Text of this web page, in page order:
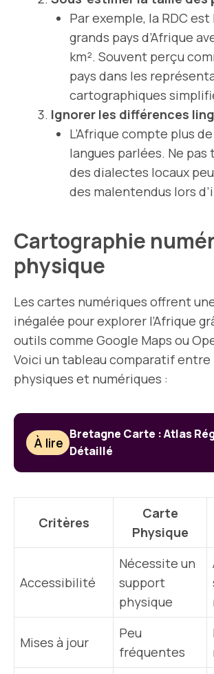
Par exemple, la RDC est
grands pays d’Afrique
km². Souvent perçu
pays dans les
cartographiques
Ignorer les différences
L’Afrique compte plus
langues parlées. Ne
des dialectes locaux
des malentendus lors
Cartographie
physique
Les cartes numériques offrent
inégalée pour explorer l’Afrique
outils comme Google Maps ou
Voici un tableau comparatif entre
physiques et numériques :
À lire
Bretagne Carte : Atlas
Détaillé
Critères
Carte
Physique
Accessibilité
Nécessite un
support
physique
Mises à jour
Peu
fréquentes